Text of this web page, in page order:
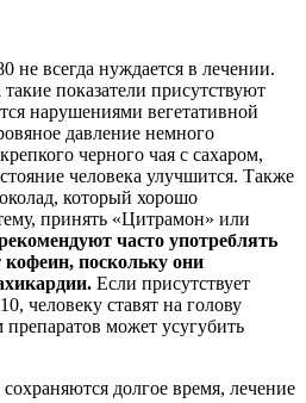
не всегда нуждается в лечении.
показатели присутствуют
нарушениями вегетативной
давление немного
черного чая с сахаром,
человека улучшится. Также
который хорошо
принять «Цитрамон» или
часто употреблять
поскольку они
Если присутствует
человеку ставят на голову
может усугубить
долгое время, лечение